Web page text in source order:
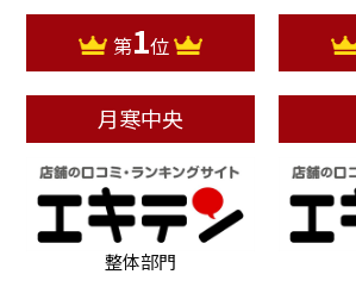
第1位
月寒中央
整体部門